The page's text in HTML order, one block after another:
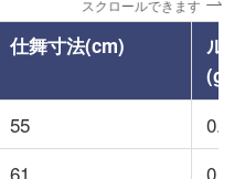
スクロールできます
仕舞寸法(cm)
ルア
(g)
55 0.6-10
61 0.4-5